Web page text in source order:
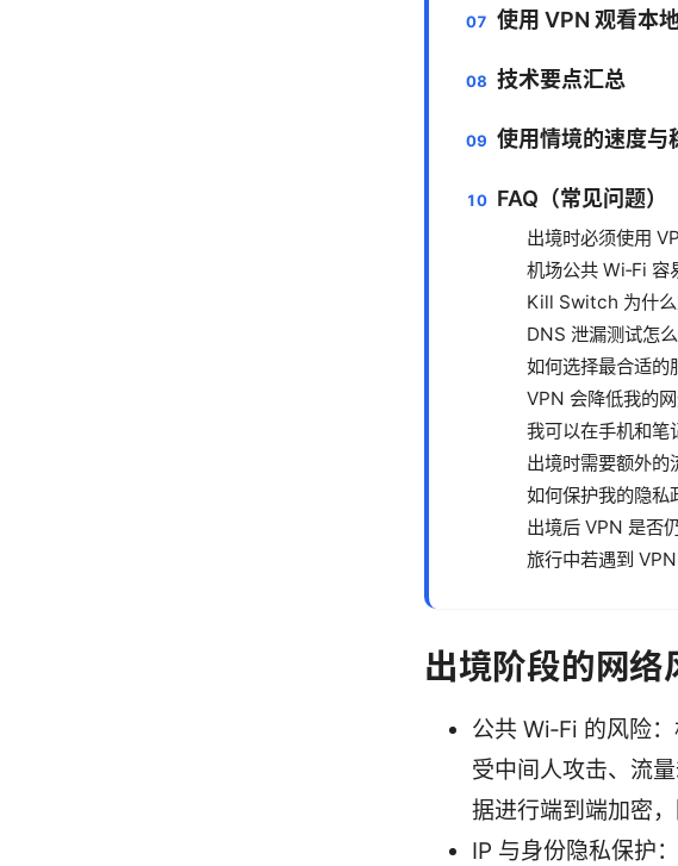
使用 VPN 观看本
技术要点汇总
使用情境的速度与
FAQ（常见问题）
出境时必须使用
机场公共 Wi‑Fi 容
Kill Switch 为什么
DNS 泄漏测试怎么
如何选择最合适的
VPN 会降低我的网
我可以在手机和笔
出境时需要额外的
如何保护我的隐私
出境后 VPN 是否
旅行中若遇到
出境阶段的网络
公共 Wi‑Fi 的风险
受中间人攻击、流
据进行端到端加密，
IP 与身份隐私保护